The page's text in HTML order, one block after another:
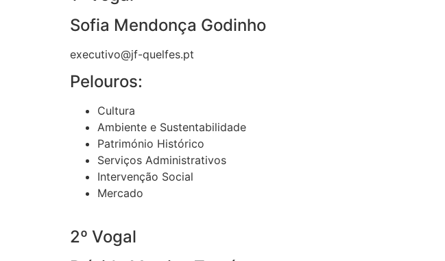
Sofia Mendonça Godinho
executivo@jf-quelfes.pt
Pelouros:
Cultura
Ambiente e Sustentabilidade
Património Histórico
Serviços Administrativos
Intervenção Social
Mercado
2º Vogal